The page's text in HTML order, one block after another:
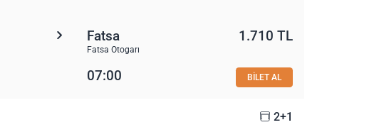
Fatsa
Fatsa Otogarı
1.710 TL
07:00 BİLET AL
2+1